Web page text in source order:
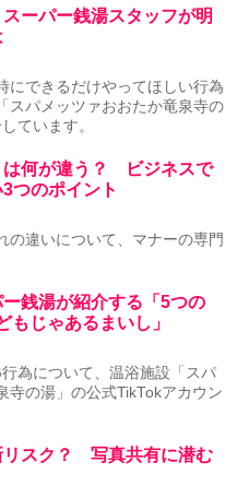
ーパー銭湯スタッフが明
にできるだけやってほしい行為
スパメッツァおおたか竜泉寺の
ています。
は何が違う？ ビジネスで
つのポイント
の違いについて、マナーの専門
銭湯が紹介する「5つの
もじゃあるまいし」
為について、温浴施設「スパ
寺の湯」の公式TikTokアカウン
リスク？ 写真共有に潜む